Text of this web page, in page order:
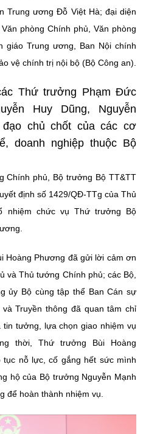
English
CÔNG NGHỆ
AND TECHNOLOGY
Góp ý
và Công nghệ (MST)
Thị Hải Hằng
Khoa học và Công nghệ.
Học và Công Nghệ
khi phát hành lại thông tin từ
Trung ương Đỗ Việt Hà; đại diện
phòng Chính phủ, Văn phòng
giáo Trung ương, Ban Nội chính
vệ chính trị nội bộ (Bộ Công an).
Thứ trưởng Phạm Đức
Huy Dũng, Nguyễn
chủ chốt của các cơ
doanh nghiệp thuộc Bộ
Chính phủ, Bộ trưởng Bộ TT&TT
định số 1429/QĐ-TTg của Thủ
nhiệm chức vụ Thứ trưởng Bộ
Hoàng Phương đã gửi lời cảm ơn
và Thủ tướng Chính phủ; các Bộ,
ủy Bộ cùng tập thể Ban Cán sự
Truyền thông đã quan tâm chỉ
tưởng, lựa chọn giao nhiệm vụ
thời, Thứ trưởng Bùi Hoàng
tục nỗ lực, cố gắng hết sức mình
hộ của Bộ trưởng Nguyễn Mạnh
để hoàn thành nhiệm vụ.